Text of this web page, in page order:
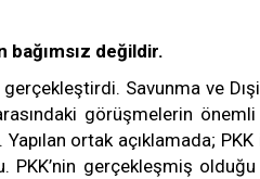
değildir.
Savunma ve
görüşmelerin
ortak açıklamada;
gerçekleşmiş